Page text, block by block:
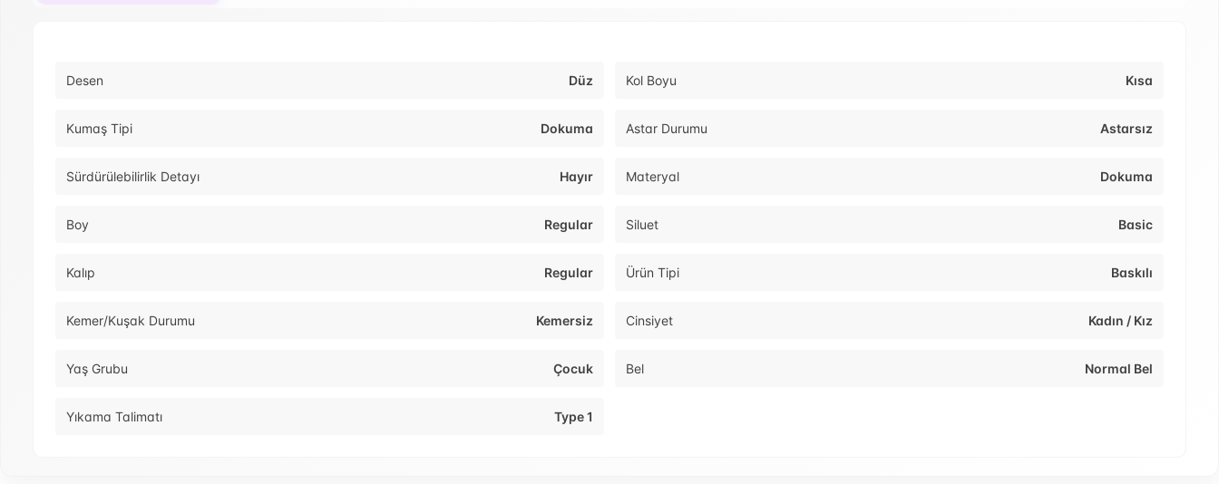
Desen Düz Kol Boyu Kısa
Kumaş Tipi Dokuma Astar Durumu Astarsız
Sürdürülebilirlik Detayı Hayır Materyal Dokuma
Boy Regular Siluet Basic
Kalıp Regular Ürün Tipi Baskılı
Kemer/Kuşak Durumu Kemersiz Cinsiyet Kadın / Kız
Yaş Grubu Çocuk Bel Normal Bel
Yıkama Talimatı Type 1